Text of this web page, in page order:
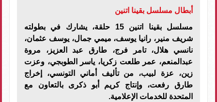
أبطال مسلسل بقينا اتنين
مسلسل بقينا اتنين 15 حلقة، يشارك في بطولته
شريف منير، رانيا يوسف، ميمي جمال، يوسف عثمان،
نانسي هلال، تامر فرج، طارق عبد العزيز، مروة
عبدالمنعم، عمر طلعت زكريا، ياسر الطوبجي، وعزت
زين، عزة لبيب، من تأليف أماني التونسي، إخراج
طارق رفعت، وإنتاج كريم أبو ذكرى بالتعاون مع
المتحدة للخدمات الإعلامية.